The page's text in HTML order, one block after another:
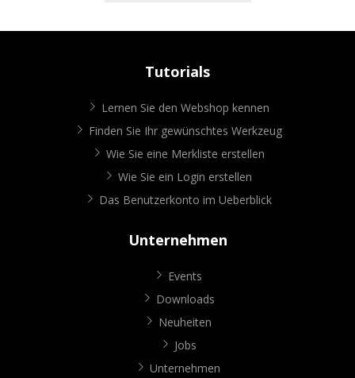
Tutorials
Lernen Sie den Webshop kennen
Finden Sie Ihr gewünschtes Werkzeug
Wie Sie eine Merkliste erstellen
Wie Sie ein Login erstellen
Das Benutzerkonto im Ueberblick
Unternehmen
Events
Downloads
Neuheiten
Jobs
Unternehmen